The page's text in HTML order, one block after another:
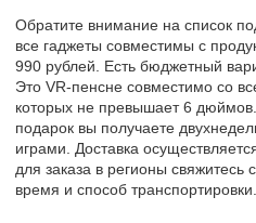
Обратите внимание на список
все гаджеты совместимы с
990 рублей. Есть бюджетный
Это VR-пенсне совместимо со
которых не превышает 6
подарок вы получаете
играми. Доставка
для заказа в регионы
время и способ транспортировки.